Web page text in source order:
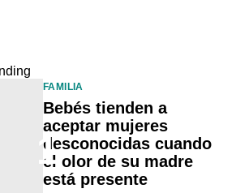
1
FAMILIA
Bebés tienden a
aceptar mujeres
desconocidas cuando
el olor de su madre
está presente